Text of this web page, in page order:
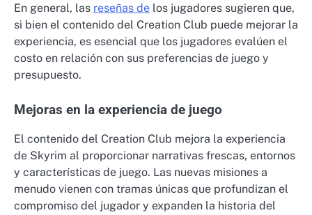
En general, las reseñas de los jugadores sugieren que,
si bien el contenido del Creation Club puede mejorar la
experiencia, es esencial que los jugadores evalúen el
costo en relación con sus preferencias de juego y
presupuesto.
Mejoras en la experiencia de juego
El contenido del Creation Club mejora la experiencia
de Skyrim al proporcionar narrativas frescas, entornos
y características de juego. Las nuevas misiones a
menudo vienen con tramas únicas que profundizan el
compromiso del jugador y expanden la historia del